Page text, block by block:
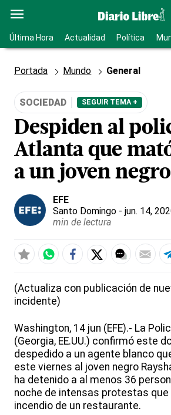
Última Hora Actualidad Política
Portada Mundo General
SOCIEDAD SEGUIR TEMA +
Despiden al
Atlanta que
a un joven negro
EFE
Santo Domingo - jun. 14,
min de lectura
(Actualiza con publicación de
incidente)
Washington, 14 jun (EFE).- La
(Georgia, EE.UU.) confirmó este
despedido a un agente blanco
este viernes al joven negro
ha detenido a al menos 36
noche de intensas protestas que
incendio de un restaurante.